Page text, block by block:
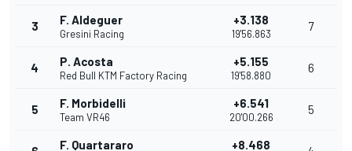
3 F. Aldeguer
Gresini Racing
+3.138
19'56.863
7
4 P. Acosta
Red Bull KTM Factory Racing
+5.155
19'58.880
6
5 F. Morbidelli
Team VR46
+6.541
20'00.266
5
F. Quartararo +8.468